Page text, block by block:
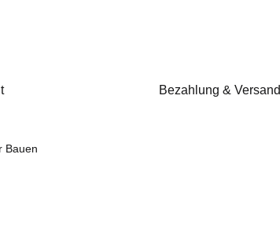
Bauen
Bezahlung & Versand